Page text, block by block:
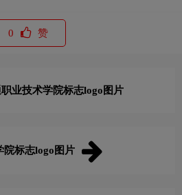
0 赞
业技术学院标志logo图片
院标志logo图片